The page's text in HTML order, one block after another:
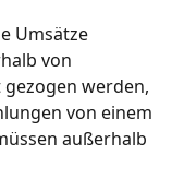
Umsätze
von
werden,
von einem
außerhalb